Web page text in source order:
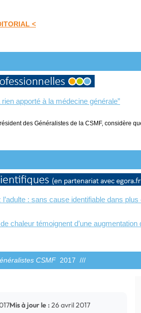
<
rien apporté à la médecine générale”
des Généralistes de la CSMF, considère
: sans cause identifiable dans plus
chaleur témoignent d’une
CSMF 2017 ///
Mis à jour le : 26 avril 2017